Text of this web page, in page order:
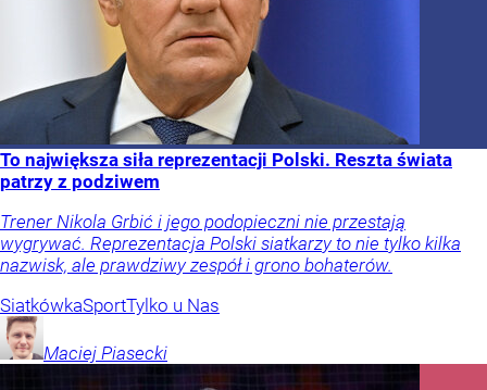
To największa siła reprezentacji Polski. Reszta świata
patrzy z podziwem
Trener Nikola Grbić i jego podopieczni nie przestają
wygrywać. Reprezentacja Polski siatkarzy to nie tylko kilka
nazwisk, ale prawdziwy zespół i grono bohaterów.
SiatkówkaSportTylko u Nas
Maciej Piasecki